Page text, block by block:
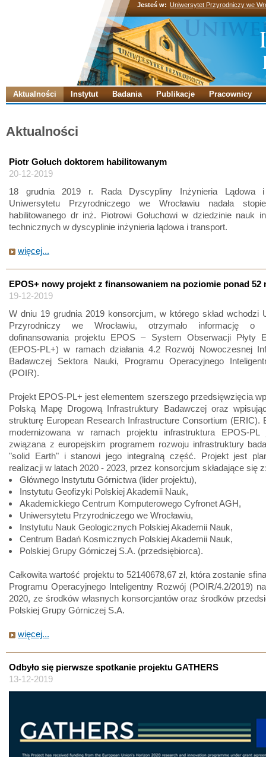
Jesteś w: Uniwersytet Przyrodniczy we
Aktualności Instytut Badania Publikacje Pracownicy
Aktualności
Piotr Gołuch doktorem habilitowanym
20-12-2019
18 grudnia 2019 r. Rada Dyscypliny Inżynieria Lądowa i
Uniwersytetu Przyrodniczego we Wrocławiu nadała
habilitowanego dr inż. Piotrowi Gołuchowi w dziedzinie nauk
technicznych w dyscyplinie inżynieria lądowa i transport.
więcej...
EPOS+ nowy projekt z finansowaniem na poziomie ponad 52
19-12-2019
W dniu 19 grudnia 2019 konsorcjum, w którego skład wchodzi
Przyrodniczy we Wrocławiu, otrzymało informację o
dofinansowania projektu EPOS – System Obserwacji Płyty
(EPOS-PL+) w ramach działania 4.2 Rozwój Nowoczesnej
Badawczej Sektora Nauki, Programu Operacyjnego
(POIR).
Projekt EPOS-PL+ jest elementem szerszego przedsięwzięcia
Polską Mapę Drogową Infrastruktury Badawczej oraz
strukturę European Research Infrastructure Consortium (ERIC).
modernizowana w ramach projektu infrastruktura EPOS-
związana z europejskim programem rozwoju infrastruktury
"solid Earth" i stanowi jego integralną część. Projekt jest
realizacji w latach 2020 - 2023, przez konsorcjum składające się
Głównego Instytutu Górnictwa (lider projektu),
Instytutu Geofizyki Polskiej Akademii Nauk,
Akademickiego Centrum Komputerowego Cyfronet AGH,
Uniwersytetu Przyrodniczego we Wrocławiu,
Instytutu Nauk Geologicznych Polskiej Akademii Nauk,
Centrum Badań Kosmicznych Polskiej Akademii Nauk,
Polskiej Grupy Górniczej S.A. (przedsiębiorca).
Całkowita wartość projektu to 52140678,67 zł, która zostanie
Programu Operacyjnego Inteligentny Rozwój (POIR/4.2/2019)
2020, ze środków własnych konsorcjantów oraz środków
Polskiej Grupy Górniczej S.A.
więcej...
Odbyło się pierwsze spotkanie projektu GATHERS
13-12-2019